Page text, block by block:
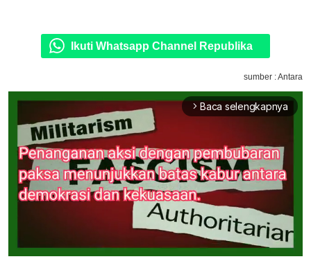
Ikuti Whatsapp Channel Republika
sumber : Antara
arrow_forward_ios Baca selengkapnya